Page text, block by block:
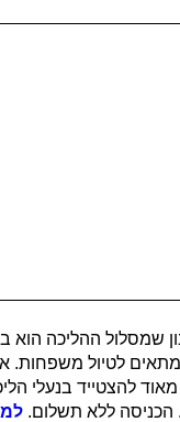
שמסלול ההליכה הוא
לטיול
להצטייד בנעלי
הכניסה ללא תשלום.